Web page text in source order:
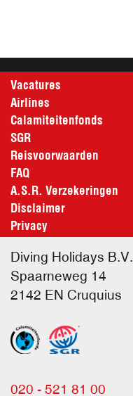
Vacatures
Airlines
Calamiteitenfonds
SGR
Reisvoorwaarden
FAQ
A.S.R. Verzekeringen
Disclaimer
Privacy
Diving Holidays B.V.
Spaarneweg 14
2142 EN Cruquius
020 - 521 81 00